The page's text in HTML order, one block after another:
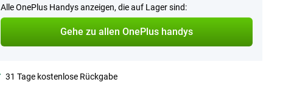
Alle OnePlus Handys anzeigen, die auf Lager sind:
Gehe zu allen OnePlus handys
31 Tage kostenlose Rückgabe